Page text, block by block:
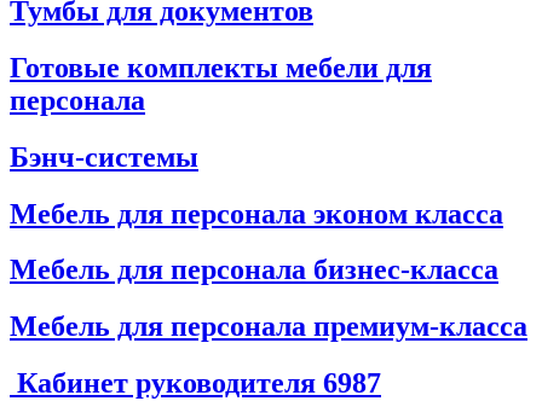
Тумбы для документов
Готовые комплекты мебели для
персонала
Бэнч-системы
Мебель для персонала эконом класса
Мебель для персонала бизнес-класса
Мебель для персонала премиум-класса
Кабинет руководителя 6987